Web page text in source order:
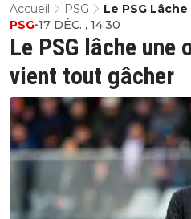
Accueil PSG
Le PSG
Tout Gâcher
Le PSG lâche
vient tout gâcher
PSG•17 DÉC. , 14:30